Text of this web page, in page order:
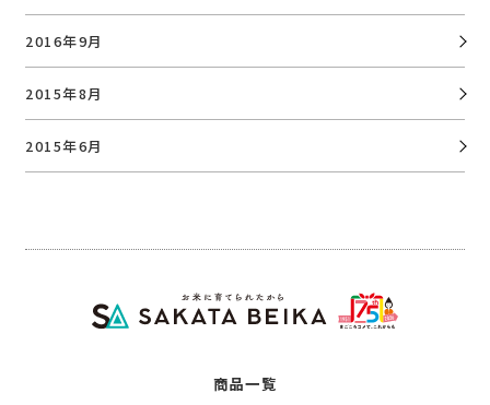
2016年9月
2015年8月
2015年6月
商品一覧